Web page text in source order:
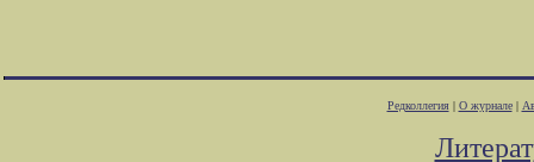
Редколлегия| О журнале|